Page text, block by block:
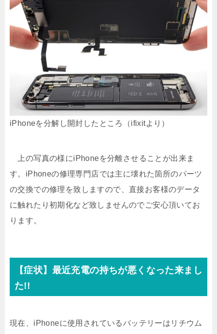
iPhoneを分解し開封したところ（ifixitより）
上の写真の様にiPhoneを分離させることが出来ま
す。iPhoneの修理専門店では主に壊れた箇所のパーツ
の交換での修理を致しますので、直接お客様のデータ
に触れたり初期化など致しませんのでご安心頂いてお
ります。
【症状】最近充電の持ちが悪くなった来まし
た!!
現在、iPhoneに使用されているバッテリーはリチウム